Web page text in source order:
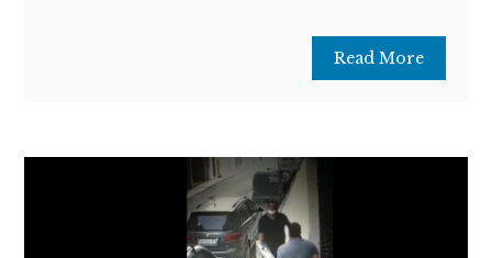
Read More